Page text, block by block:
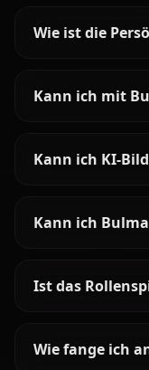
Wie ist die
Kann ich mit
Kann ich KI-
Kann ich
Ist das
Wie fange ich